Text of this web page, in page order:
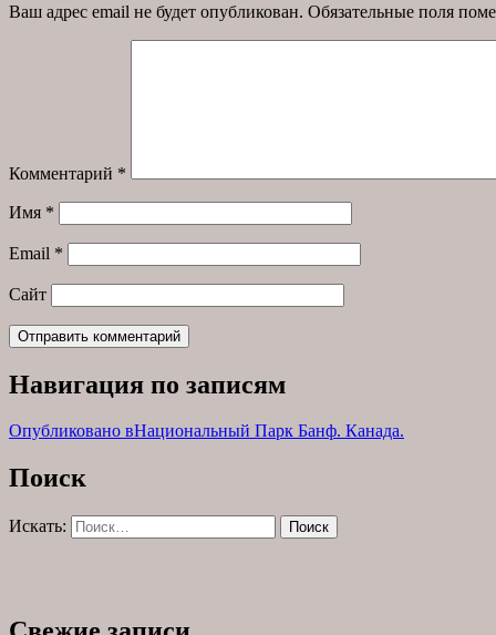
Ваш адрес email не будет опубликован. Обязательные поля
Комментарий *
Имя *
Email *
Сайт
Навигация по записям
Опубликовано вНациональный Парк Банф. Канада.
Поиск
Искать: Поиск